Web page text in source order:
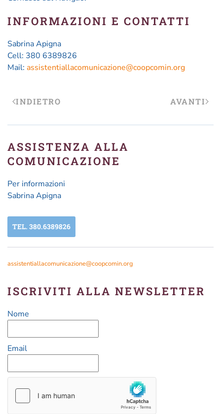
INFORMAZIONI E CONTATTI
Sabrina Apigna
Cell: 380 6389826
Mail: assistentiallacomunicazione@coopcomin.org
INDIETRO AVANTI
ASSISTENZA ALLA
COMUNICAZIONE
Per informazioni
Sabrina Apigna
TEL. 380.6389826
assistentiallacomunicazione@coopcomin.org
ISCRIVITI ALLA NEWSLETTER
Nome
Email